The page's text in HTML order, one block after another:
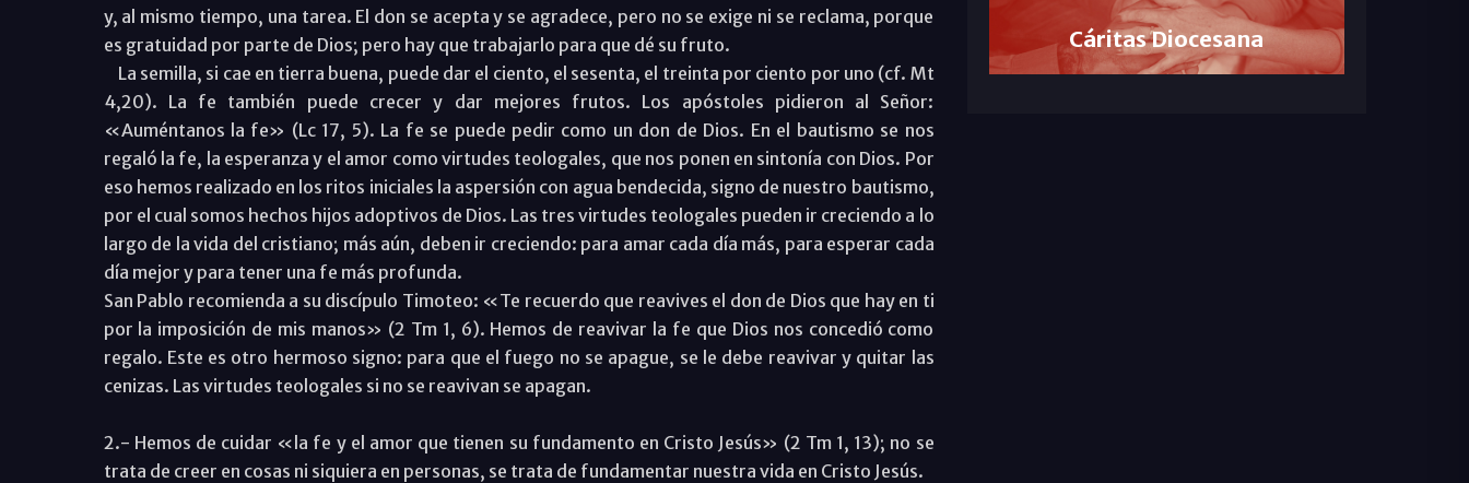
y, al mismo tiempo, una tarea. El don se acepta y se agradece, pero no se exige ni se reclama, porque
es gratuidad por parte de Dios; pero hay que trabajarlo para que dé su fruto.
La semilla, si cae en tierra buena, puede dar el ciento, el sesenta, el treinta por ciento por uno (cf. Mt
4,20). La fe también puede crecer y dar mejores frutos. Los apóstoles pidieron al Señor:
«Auméntanos la fe» (Lc 17, 5). La fe se puede pedir como un don de Dios. En el bautismo se nos
regaló la fe, la esperanza y el amor como virtudes teologales, que nos ponen en sintonía con Dios. Por
eso hemos realizado en los ritos iniciales la aspersión con agua bendecida, signo de nuestro bautismo,
por el cual somos hechos hijos adoptivos de Dios. Las tres virtudes teologales pueden ir creciendo a lo
largo de la vida del cristiano; más aún, deben ir creciendo: para amar cada día más, para esperar cada
día mejor y para tener una fe más profunda.
San Pablo recomienda a su discípulo Timoteo: «Te recuerdo que reavives el don de Dios que hay en ti
por la imposición de mis manos» (2 Tm 1, 6). Hemos de reavivar la fe que Dios nos concedió como
regalo. Este es otro hermoso signo: para que el fuego no se apague, se le debe reavivar y quitar las
cenizas. Las virtudes teologales si no se reavivan se apagan.
2.- Hemos de cuidar «la fe y el amor que tienen su fundamento en Cristo Jesús» (2 Tm 1, 13); no se
trata de creer en cosas ni siquiera en personas, se trata de fundamentar nuestra vida en Cristo Jesús.
Cáritas Diocesana